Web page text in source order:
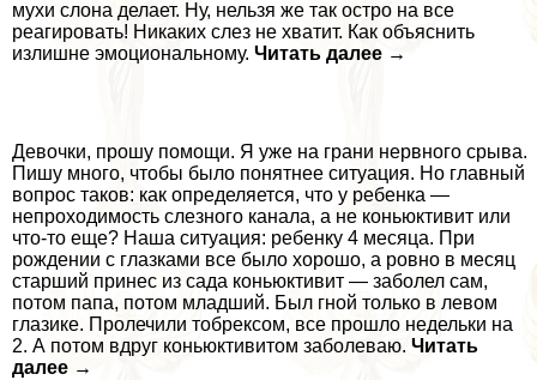
мухи слона делает. Ну, нельзя же так остро на все
реагировать! Никаких слез не хватит. Как объяснить
излишне эмоциональному. Читать далее →
Девочки, прошу помощи. Я уже на грани нервного срыва.
Пишу много, чтобы было понятнее ситуация. Но главный
вопрос таков: как определяется, что у ребенка —
непроходимость слезного канала, а не коньюктивит или
что-то еще? Наша ситуация: ребенку 4 месяца. При
рождении с глазками все было хорошо, а ровно в месяц
старший принес из сада коньюктивит — заболел сам,
потом папа, потом младший. Был гной только в левом
глазике. Пролечили тобрексом, все прошло недельки на
2. А потом вдруг коньюктивитом заболеваю. Читать
далее →